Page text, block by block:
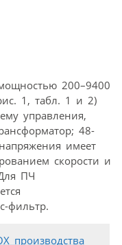
200–9400
1, табл. 1 и 2)
управления,
48-
имеет
скорости и
ПЧ
фильтр.